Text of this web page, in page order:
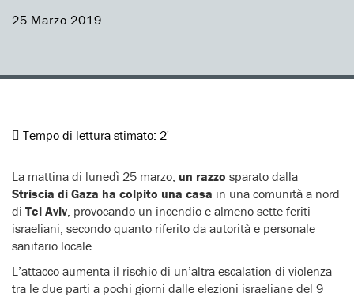
25 Marzo 2019
Tempo di lettura stimato: 2'
La mattina di lunedì 25 marzo, un razzo sparato dalla
Striscia di Gaza ha colpito una casa in una comunità a nord
di Tel Aviv, provocando un incendio e almeno sette feriti
israeliani, secondo quanto riferito da autorità e personale
sanitario locale.
L’attacco aumenta il rischio di un’altra escalation di violenza
tra le due parti a pochi giorni dalle elezioni israeliane del 9